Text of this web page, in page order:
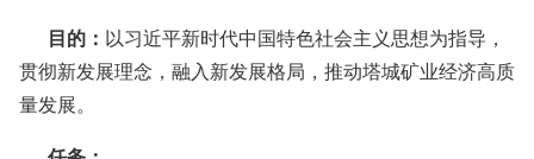
目的： 以习近平新时代中国特色社会主义思想为指导，
贯彻新发展理念，融入新发展格局，推动塔城矿业经济高质
量发展。